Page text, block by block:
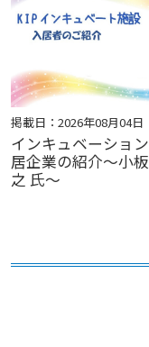
掲載日：2026年08月04日
インキュベーショ
居企業の紹介～小
之 氏～